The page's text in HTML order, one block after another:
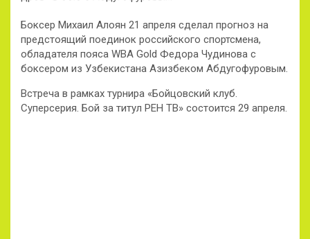
Боксер Михаил Алоян 21 апреля сделал прогноз на
предстоящий поединок российского спортсмена,
обладателя пояса WBA Gold Федора Чудинова с
боксером из Узбекистана Азизбеком Абдугофуровым.
Встреча в рамках турнира «Бойцовский клуб.
Суперсерия. Бой за титул РЕН ТВ» состоится 29 апреля.